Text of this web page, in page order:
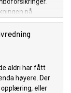
på
aldri har fått
høyere. Der
eller